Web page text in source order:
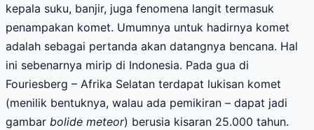
kepala suku, banjir, juga fenomena langit termasuk
penampakan komet. Umumnya untuk hadirnya komet
adalah sebagai pertanda akan datangnya bencana. Hal
ini sebenarnya mirip di Indonesia. Pada gua di
Fouriesberg – Afrika Selatan terdapat lukisan komet
(menilik bentuknya, walau ada pemikiran – dapat jadi
gambar bolide meteor) berusia kisaran 25.000 tahun.